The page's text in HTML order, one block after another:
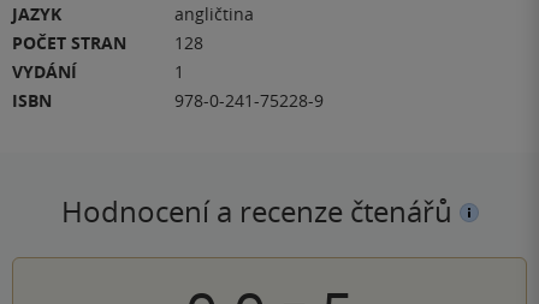
JAZYK
angličtina
POČET STRAN
128
VYDÁNÍ
1
ISBN
978-0-241-75228-9
Hodnocení a recenze čtenářů